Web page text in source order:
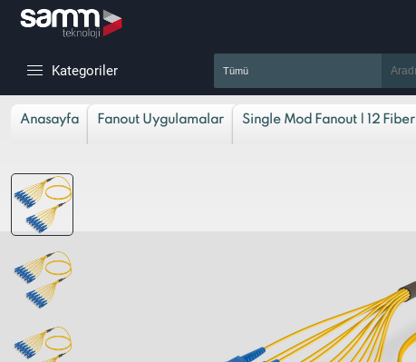
Kategoriler
Anasayfa Fanout Uygulamalar Single Mod Fanout | 12 Fiber